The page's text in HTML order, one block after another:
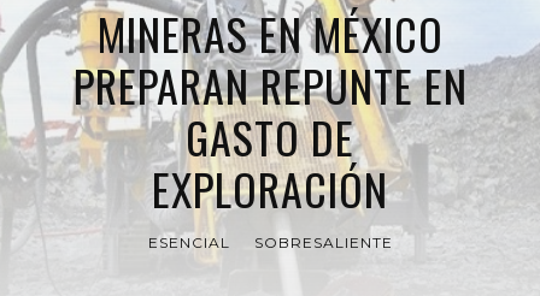
MINERAS EN MÉXICO
PREPARAN REPUNTE EN
GASTO DE
EXPLORACIÓN
ESENCIAL SOBRESALIENTE